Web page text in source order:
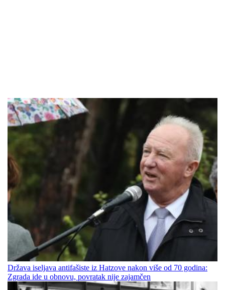
Država iseljava antifašiste iz Hatzove nakon više od 70 godina:
Zgrada ide u obnovu, povratak nije zajamčen